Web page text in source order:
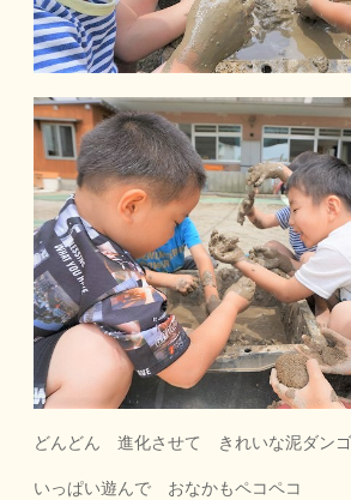
どんどん 進化させて きれいな泥ダンゴ
いっぱい遊んで おなかもペコペコ